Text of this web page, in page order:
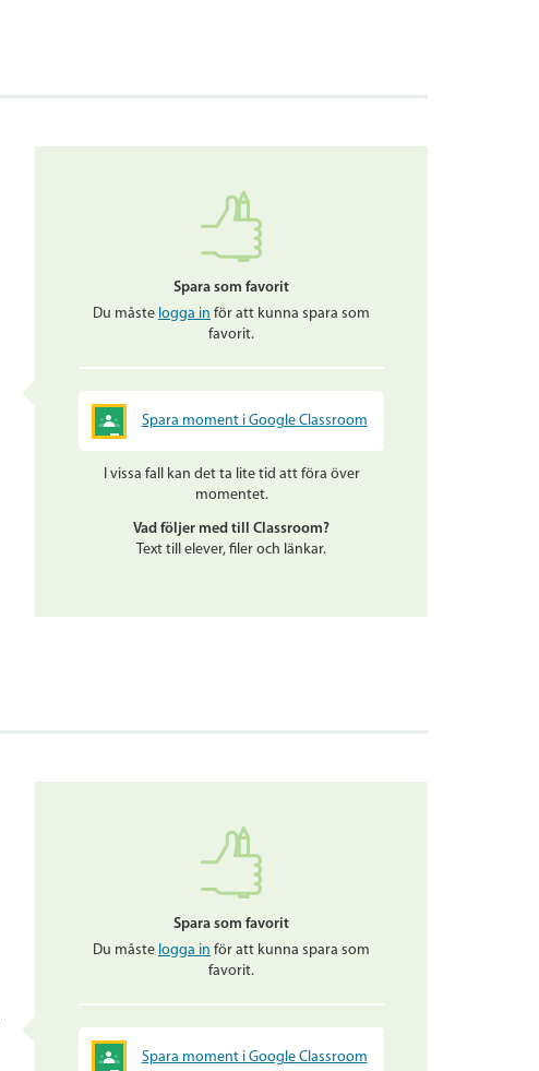
Spara som favorit
Du måste logga in för att kunna spara som
favorit.
Spara moment i Google Classroom
I vissa fall kan det ta lite tid att föra över
momentet.
Vad följer med till Classroom?
Text till elever, filer och länkar.
Spara som favorit
Du måste logga in för att kunna spara som
favorit.
Spara moment i Google Classroom